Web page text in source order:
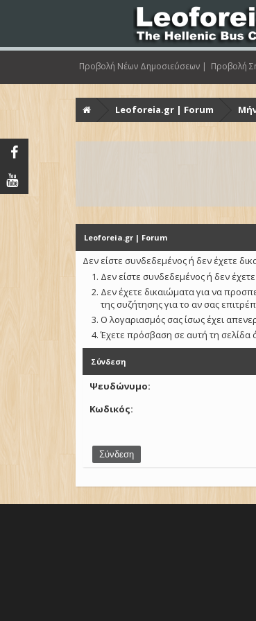
Προβολή Νέων Δημοσιεύσεων | Προβολή
Leoforeia.gr | Forum
Leoforeia.gr | Forum
Δεν είστε συνδεδεμένος ή δεν έχετε
Δεν είστε συνδεδεμένος ή δεν
Δεν έχετε δικαιώματα για να
της συζήτησης για το αν σας
Ο λογαριασμός σας ίσως έχει
Έχετε πρόσβαση σε αυτή τη σελίδα
Σύνδεση
Ψευδώνυμο:
Κωδικός: